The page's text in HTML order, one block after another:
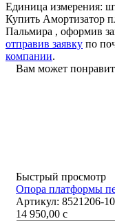
Единица измерения:
Купить Амортизатор
Пальмира , оформив
отправив заявку по
компании.
Вам может
Быстрый просмотр
Опора платформы
Артикул: 8521206-
14 950,00 c